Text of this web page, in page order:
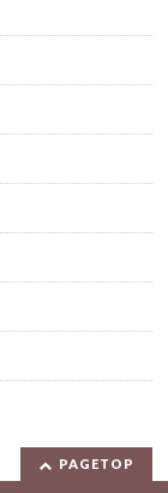
PAGETOP